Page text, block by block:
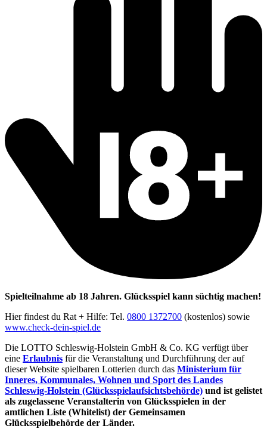
Spielteilnahme ab 18 Jahren. Glücksspiel kann süchtig machen!
Hier findest du Rat + Hilfe: Tel. 0800 1372700 (kostenlos) sowie
www.check-dein-spiel.de
Die LOTTO Schleswig-Holstein GmbH & Co. KG verfügt über
eine Erlaubnis für die Veranstaltung und Durchführung der auf
dieser Website spielbaren Lotterien durch das Ministerium für
Inneres, Kommunales, Wohnen und Sport des Landes
Schleswig-Holstein (Glücksspielaufsichtsbehörde) und ist gelistet
als zugelassene Veranstalterin von Glücksspielen in der
amtlichen Liste (Whitelist) der Gemeinsamen
Glücksspielbehörde der Länder.